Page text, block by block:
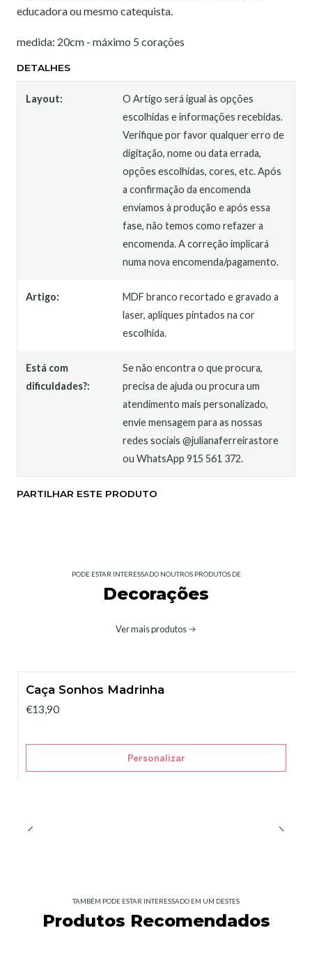
educadora ou mesmo catequista.
medida: 20cm - máximo 5 corações
DETALHES
Layout:
O Artigo será igual às opções
escolhidas e informações recebidas.
Verifique por favor qualquer erro de
digitação, nome ou data errada,
opções escolhidas, cores, etc. Após
a confirmação da encomenda
enviamos à produção e após essa
fase, não temos como refazer a
encomenda. A correção implicará
numa nova encomenda/pagamento.
Artigo:
MDF branco recortado e gravado a
laser, apliques pintados na cor
escolhida.
Está com
dificuldades?:
Se não encontra o que procura,
precisa de ajuda ou procura um
atendimento mais personalizado,
envie mensagem para as nossas
redes sociais @julianaferreirastore
ou WhatsApp 915 561 372.
PARTILHAR ESTE PRODUTO
PODE ESTAR INTERESSADO NOUTROS PRODUTOS DE
Decorações
Ver mais produtos
Caça Sonhos Madrinha
€13,90
Personalizar
TAMBÉM PODE ESTAR INTERESSADO EM UM DESTES
Produtos Recomendados